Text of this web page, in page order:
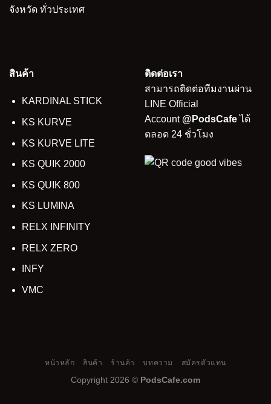
จังหวัด ทั่วประเทศ
สินค้า
KARDINAL STICK
KS KURVE
KS KURVE LITE
KS QUIK 2000
KS QUIK 800
KS LUMINA
RELX INFINITY
RELX ZERO
INFY
VMC
ติดต่อเรา
สามารถติดต่อทีมงานผ่าน
LINE Official
Account @PodsCafeได้
ตลอด 24 ชั่วโมง
หน้าหลัก สินค้า ร้านค้า บทความ สมัครตัวแทน
Copyright 2026 © PodsCafe.com